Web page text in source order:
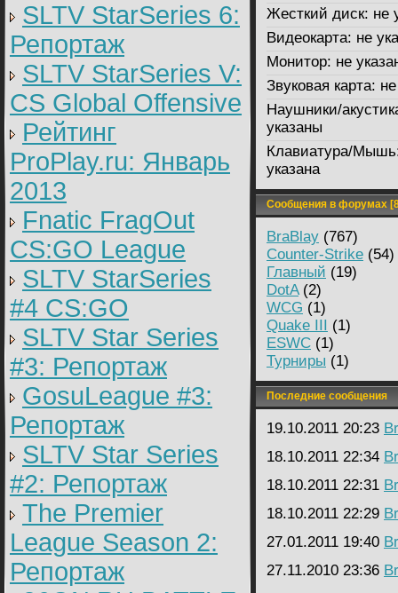
SLTV StarSeries 6:
Репортаж
SLTV StarSeries V:
CS Global Offensive
Рейтинг
ProPlay.ru: Январь
2013
Fnatic FragOut
CS:GO League
SLTV StarSeries
#4 CS:GO
SLTV Star Series
#3: Репортаж
GosuLeague #3:
Репортаж
SLTV Star Series
#2: Репортаж
The Premier
League Season 2:
Репортаж
Жесткий диск: не
Видеокарта: не
Монитор: не
Звуковая карта:
Наушники/
указаны
Клавиатура/
указана
Сообщения в форумах
BraBlay (767)
Counter-Strike (54)
Главный (19)
DotA(2)
WCG (1)
Quake III (1)
ESWC (1)
Турниры (1)
Последние сообщения
19.10.2011 20:23
18.10.2011 22:34
18.10.2011 22:31
18.10.2011 22:29
27.01.2011 19:40
27.11.2010 23:36